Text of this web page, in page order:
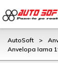
AutoSoft >
Anvelopa Iarna